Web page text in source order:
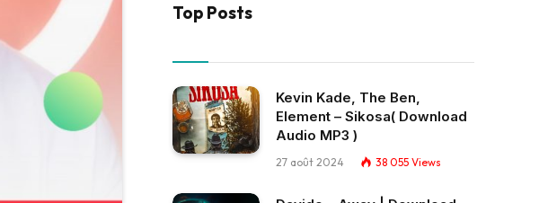
Top Posts
Kevin Kade, The Ben,
Element – Sikosa( Download
Audio MP3 )
27 août 2024 38 055 Views